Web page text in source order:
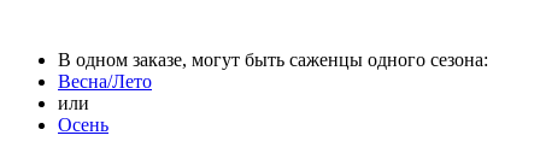
В одном заказе, могут быть саженцы одного сезона:
Весна/Лето
или
Осень